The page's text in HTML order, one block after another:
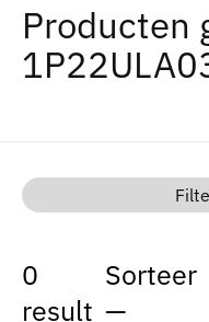
Producten
0
result
Sorteer
—